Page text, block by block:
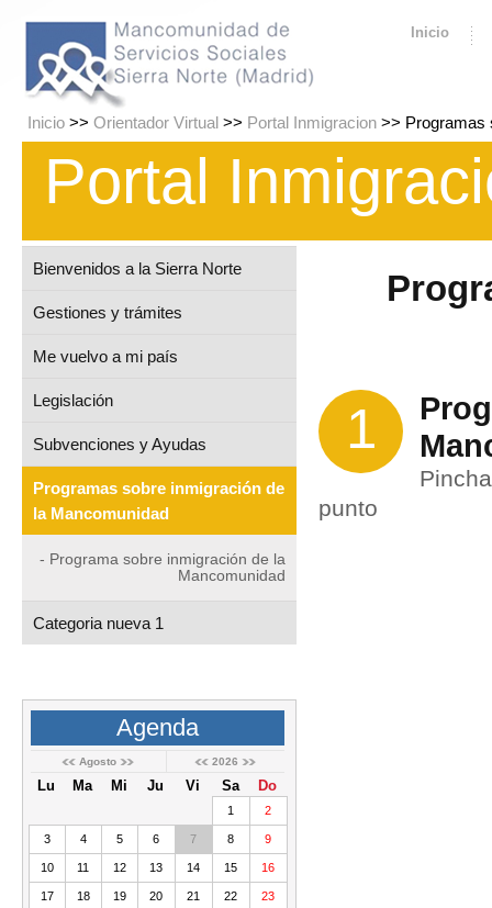
Inicio
Inicio >> Orientador Virtual >> Portal Inmigracion >> Programas
Portal
Bienvenidos a la Sierra Norte
Gestiones y trámites
Me vuelvo a mi país
Legislación
Subvenciones y Ayudas
Programas sobre inmigración de
la Mancomunidad
- Programa sobre inmigración de la
Mancomunidad
Categoria nueva 1
Agenda
Agosto 2026
Lu Ma Mi Ju Vi Sa Do
1 2
3 4 5 6 7 8 9
10 11 12 13 14 15 16
17 18 19 20 21 22 23
1
punto